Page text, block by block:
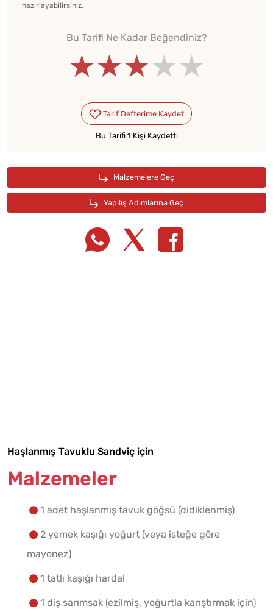
hazırlayabilirsiniz.
Bu Tarifi Ne Kadar Beğendiniz?
★★★★★
★★★★★
★★★★★
Bu Tarifi 1 Kişi Kaydetti
Yapılış Adımlarına Geç
Haşlanmış Tavuklu Sandviç için
Malzemeler
1 adet haşlanmış tavuk göğsü (didiklenmiş)
2 yemek kaşığı yoğurt (veya isteğe göre
mayonez)
1 tatlı kaşığı hardal
1 diş sarımsak (ezilmiş, yoğurtla karıştırmak için)